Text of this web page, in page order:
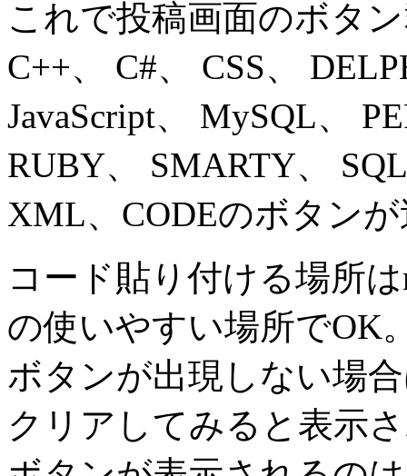
これで投稿画面のボタ
C++、 C#、 CSS、
JavaScript、 MySQL、
RUBY、 SMARTY、
XML、CODEのボタン
コード貼り付ける場所
の使いやすい場所でOK
ボタンが出現しない場
クリアしてみると表示